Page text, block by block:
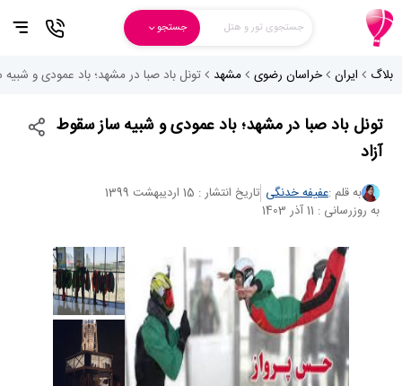
جستجوی تور و هتل جستجو
بلاگ ایران خراسان رضوی مشهد تونل باد صبا در مشهد؛ باد عمودی و
تونل باد صبا در مشهد؛ باد عمودی و شبیه ساز سقوط
آزاد
به قلم :عفیفه خدنگی تاریخ انتشار : 15 اردیبهشت 1399
به روزرسانی : 11 آذر 1403